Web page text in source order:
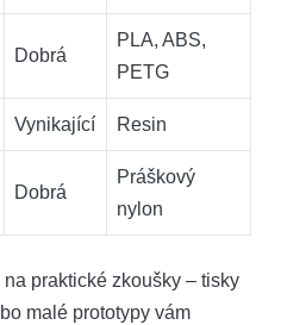
Dobrá
PLA, ABS,
PETG
Vynikající Resin
Dobrá
Práškový
nylon
praktické zkoušky – tisky
malé prototypy vám